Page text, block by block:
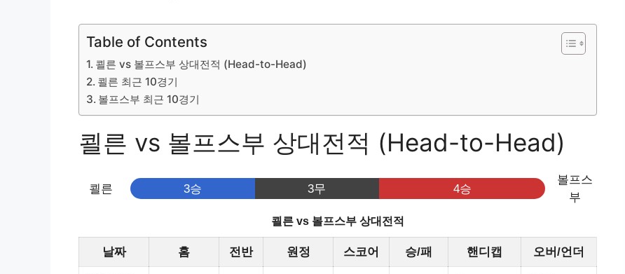
Table of Contents
쾰른 vs 볼프스부 상대전적 (Head-to-Head)
쾰른 최근 10경기
볼프스부 최근 10경기
쾰른 vs 볼프스부 상대전적 (Head-to-Head)
쾰른 3승 3무 4승
볼프스
부
쾰른 vs 볼프스부 상대전적
날짜 홈 전반 원정 스코어 승/패 핸디캡 오버/언더